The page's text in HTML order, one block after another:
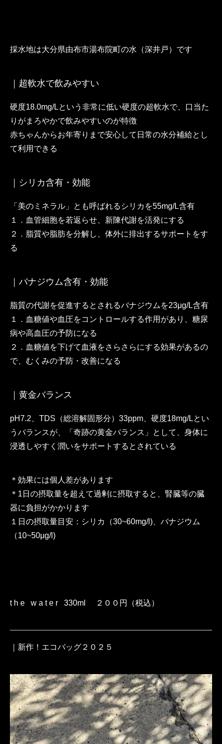
採水地は大分県由布市湯布院町の水（深井戸）です
｜超軟水で飲みやすい
硬度18.0mg/Lという非常に低い硬度の超軟水で、口当た
りがまろやかで飲みやすいのが特徴
赤ちゃんからお年寄りまで安心して日常の水分補給とし
て利用できる
｜シリカ含有・効能
「美のミネラル」とも呼ばれるシリカを55mg/L含有
１．血管細胞を若返らせ、新陳代謝を活発にする
２．脂質や脂肪を分解し、体外に排出するサポートをす
る
｜バナジウム含有・効能
脂質の代謝を促進するとされるバナジウムを23μg/L含有
１．血糖値や血圧をコントロールする作用があり、糖尿
病や高血圧の予防になる
２．血糖値を下げて血液をさらさらにする効果があるの
で、むくみの予防・改善になる
｜黄金バランス
pH7.2、TDS（総溶解固形分）33ppm、硬度18mg/Lとい
うバランスが、「奇跡の黄金バランス」として、身体に
浸透しやすく潤いをサポートするとされている
＊効果には個人差があります
＊1日の摂取量を超えて過剰に摂取すると、腎臓等の臓
器に負担がかかります
１日の摂取量目安：シリカ（30~60mg/l)、バナジウム
（10~50μg/l)
t h e w a t e r 330ml ２００円（税込）
｜新作！エコバッグ２０２５